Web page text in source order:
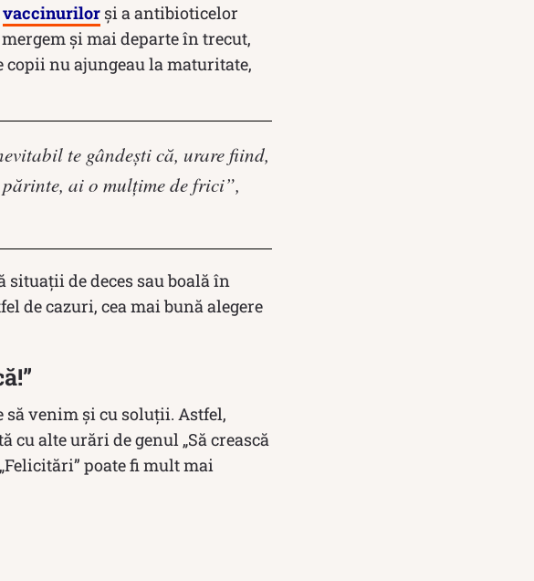
vaccinurilor și a antibioticelor
și mai departe în trecut,
copii nu ajungeau la maturitate,
te gândești că, urare fiind,
ai o mulțime de frici”,
situații de deces sau boală în
de cazuri, cea mai bună alegere
să venim și cu soluții. Astfel,
cu alte urări de genul „Să crească
poate fi mult mai